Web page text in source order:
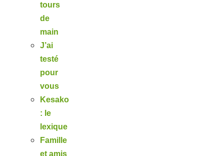
tours
de
main
J’ai
testé
pour
vous
Kesako
: le
lexique
Famille
et amis